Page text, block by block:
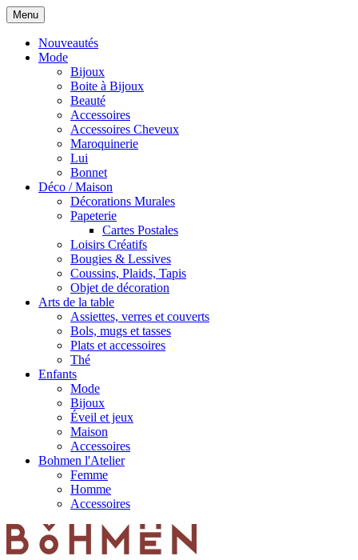
Menu
Nouveautés
Mode
Bijoux
Boite à Bijoux
Beauté
Accessoires
Accessoires Cheveux
Maroquinerie
Lui
Bonnet
Déco / Maison
Décorations Murales
Papeterie
Cartes Postales
Loisirs Créatifs
Bougies & Lessives
Coussins, Plaids, Tapis
Objet de décoration
Arts de la table
Assiettes, verres et couverts
Bols, mugs et tasses
Plats et accessoires
Thé
Enfants
Mode
Bijoux
Éveil et jeux
Maison
Accessoires
Bohmen l'Atelier
Femme
Homme
Accessoires